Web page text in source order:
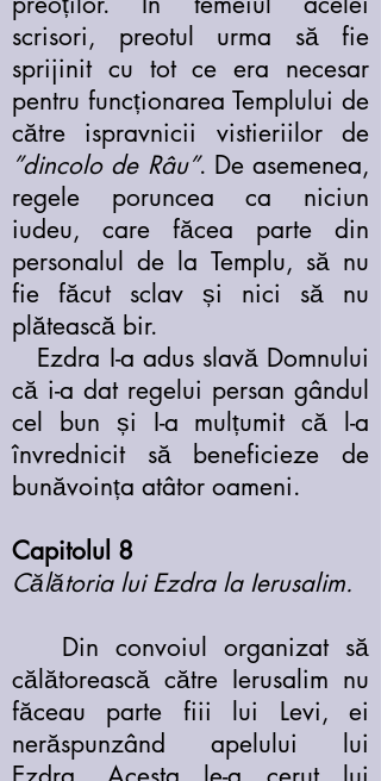
scrisori, preotul urma să fie
sprijinit cu tot ce era necesar
pentru funcționarea Templului de
către ispravnicii vistieriilor de
”dincolo de Râu”. De asemenea,
regele poruncea ca niciun
iudeu, care făcea parte din
personalul de la Templu, să nu
fie făcut sclav și nici să nu
plătească bir.
Ezdra I-a adus slavă Domnului
că i-a dat regelui persan gândul
cel bun și I-a mulțumit că l-a
învrednicit să beneficieze de
bunăvoința atâtor oameni.
Capitolul 8
Călătoria lui Ezdra la Ierusalim.
Din convoiul organizat să
călătorească către Ierusalim nu
făceau parte fiii lui Levi, ei
nerăspunzând apelului lui